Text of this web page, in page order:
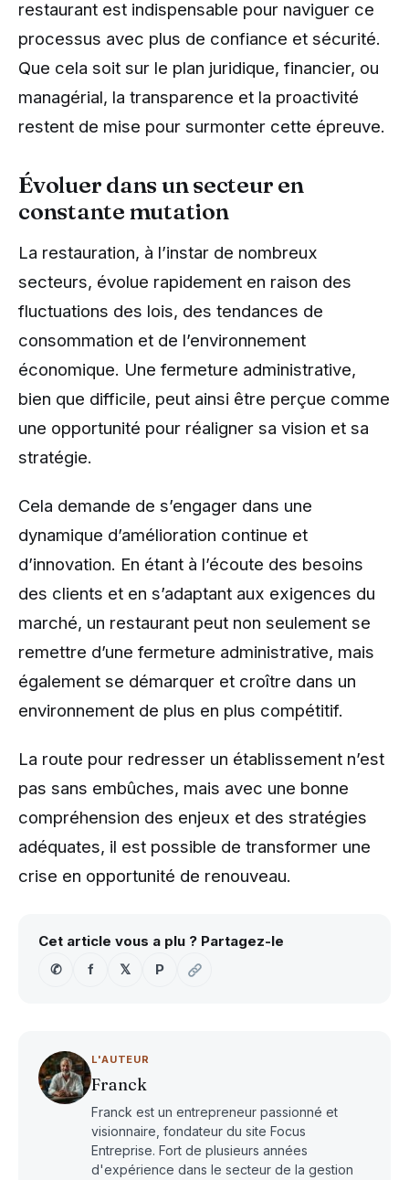
restaurant est indispensable pour naviguer ce
processus avec plus de confiance et sécurité.
Que cela soit sur le plan juridique, financier, ou
managérial, la transparence et la proactivité
restent de mise pour surmonter cette épreuve.
Évoluer dans un secteur en
constante mutation
La restauration, à l’instar de nombreux
secteurs, évolue rapidement en raison des
fluctuations des lois, des tendances de
consommation et de l’environnement
économique. Une fermeture administrative,
bien que difficile, peut ainsi être perçue comme
une opportunité pour réaligner sa vision et sa
stratégie.
Cela demande de s’engager dans une
dynamique d’amélioration continue et
d’innovation. En étant à l’écoute des besoins
des clients et en s’adaptant aux exigences du
marché, un restaurant peut non seulement se
remettre d’une fermeture administrative, mais
également se démarquer et croître dans un
environnement de plus en plus compétitif.
La route pour redresser un établissement n’est
pas sans embûches, mais avec une bonne
compréhension des enjeux et des stratégies
adéquates, il est possible de transformer une
crise en opportunité de renouveau.
Cet article vous a plu ? Partagez-le
✆
f 𝕏 P
L'AUTEUR
Franck
Franck est un entrepreneur passionné et
visionnaire, fondateur du site Focus
Entreprise. Fort de plusieurs années
d'expérience dans le secteur de la gestion